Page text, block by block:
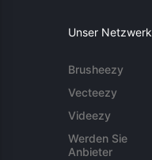
Unser Netzwerk
Brusheezy
Vecteezy
Videezy
Werden Sie
Anbieter